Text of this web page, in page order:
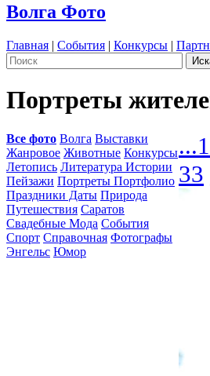
Волга Фото
Главная | События | Конкурсы |
Портреты
Все фото Волга Выставки
Жанровое Животные Конкурсы
Летопись Литература Истории
Пейзажи Портреты Портфолио
Праздники Даты Природа
Путешествия Саратов
Свадебные Мода События
Спорт Справочная Фотографы
Энгельс Юмор
...
33